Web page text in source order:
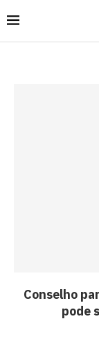
Conselho
pode